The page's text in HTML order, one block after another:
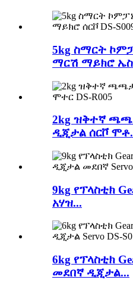
5kg ስማርት
ማርሽ ማይክሮ
2kg ዝቅተኛ
ዲጂታል ሰርቮ
9kg የፕላስቲክ
አሃዝ...
6kg የፕላስቲክ
መደበኛ ዲጂታል...